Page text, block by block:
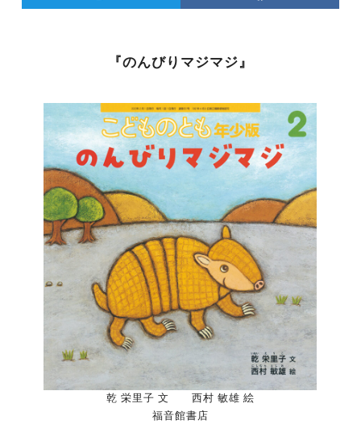
『のんびりマジマジ』
乾 栄里子 文 西村 敏雄 絵
福音館書店